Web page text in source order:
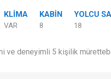
KLIMA
VAR
KABIN
8
YOLCU
18
ve deneyimli 5 kişilik